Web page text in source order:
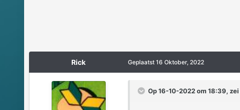
Rick Geplaatst 16 Oktober, 2022
Op 16-10-2022 om 18:39, zei